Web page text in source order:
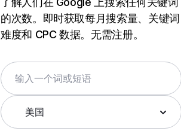
的次数。即时获取每月搜索量、关键词
难度和 CPC 数据。无需注册。
美国